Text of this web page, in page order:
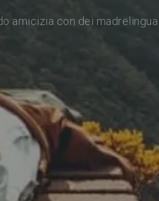
amicizia con dei madrelingua